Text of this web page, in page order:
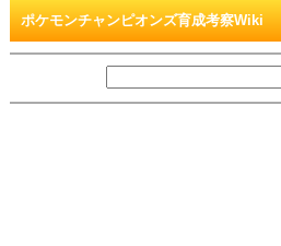
ポケモンチャンピオンズ育成考察Wiki